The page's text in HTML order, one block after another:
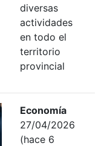
diversas
actividades
en todo el
territorio
provincial
Economía
27/04/2026
(hace 6